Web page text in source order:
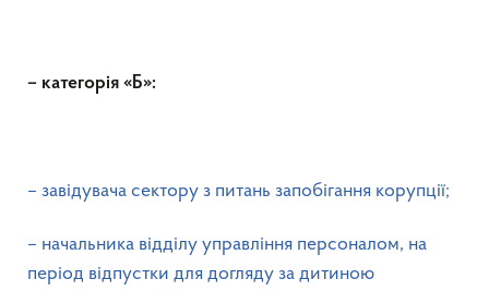
– категорія «Б»:
– завідувача сектору з питань запобігання корупції;
– начальника відділу управління персоналом, на
період відпустки для догляду за дитиною